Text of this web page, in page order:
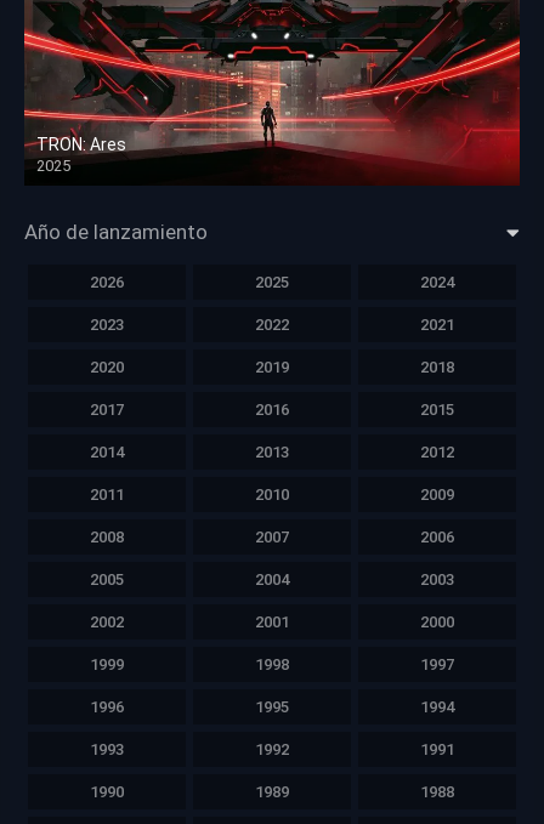
TRON: Ares
2025
HD 1080p
Año de lanzamiento
2026 2025 2024
2023 2022 2021
2020 2019 2018
2017 2016 2015
2014 2013 2012
2011 2010 2009
2008 2007 2006
2005 2004 2003
2002 2001 2000
1999 1998 1997
1996 1995 1994
1993 1992 1991
1990 1989 1988